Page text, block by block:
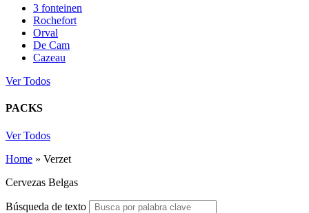
3 fonteinen
Rochefort
Orval
De Cam
Cazeau
Ver Todos
PACKS
Ver Todos
Home » Verzet
Cervezas Belgas
Búsqueda de texto